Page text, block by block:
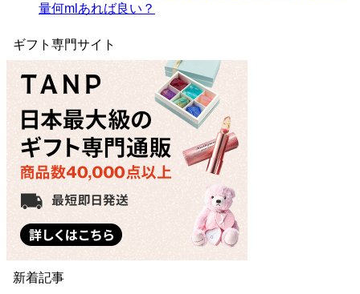
量何mlあれば良い？
ギフト専門サイト
新着記事